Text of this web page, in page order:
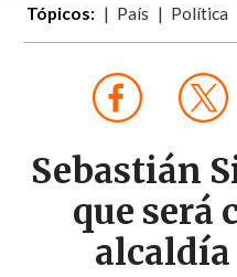
Tópicos: País Política
Sebastián
que será
alcaldía